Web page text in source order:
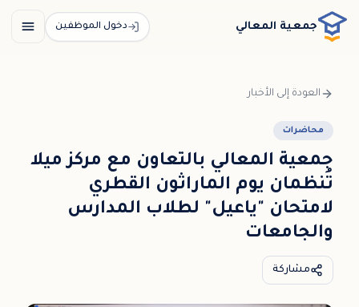
تخطي إلى المحتوى الرئيسي / דלג לתוכן הראשי
جمعية المعالي دخول الموظفين
العودة إلى الأخبار
محاضرات
جمعية المعالي بالتعاون مع مركز ميلا
تُنظمان يوم الماراثون القطري
لامتحان "ياعيل" لطلاب المدارس
والجامعات
مشاركة